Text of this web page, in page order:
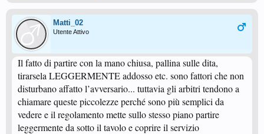
Matti_02
Utente Attivo
Il fatto di partire con la mano chiusa, pallina sulle dita,
tirarsela LEGGERMENTE addosso etc. sono fattori che non
disturbano affatto l’avversario... tuttavia gli arbitri tendono a
chiamare queste piccolezze perché sono più semplici da
vedere e il regolamento mette sullo stesso piano partire
leggermente da sotto il tavolo e coprire il servizio